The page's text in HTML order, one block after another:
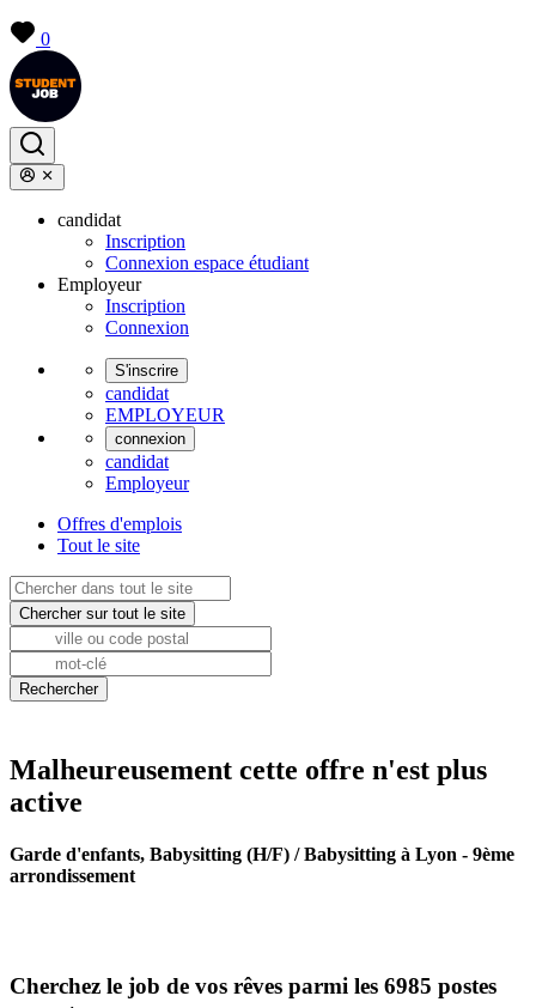
0
candidat
Inscription
Connexion espace étudiant
Employeur
Inscription
Connexion
S'inscrire
candidat
EMPLOYEUR
connexion
candidat
Employeur
Offres d'emplois
Tout le site
Malheureusement cette offre n'est plus
active
Garde d'enfants, Babysitting (H/F) / Babysitting à Lyon - 9ème
arrondissement
Cherchez le job de vos rêves parmi les 6985 postes